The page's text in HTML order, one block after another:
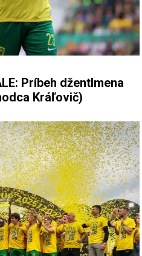
Príbeh džentlmena
Kráľovič)